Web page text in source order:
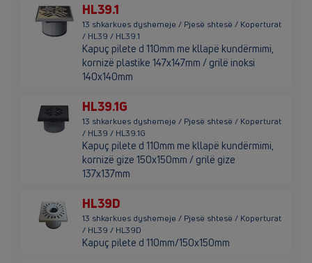
HL39.1
13 shkarkues dyshemeje / Pjesë shtesë / Koperturat
/ HL39 / HL39.1
Kapuç pilete d 110mm me kllapë kundërmimi,
kornizë plastike 147x147mm / grilë inoksi
140x140mm
HL39.1G
13 shkarkues dyshemeje / Pjesë shtesë / Koperturat
/ HL39 / HL39.1G
Kapuç pilete d 110mm me kllapë kundërmimi,
kornizë gize 150x150mm / grilë gize
137x137mm
HL39D
13 shkarkues dyshemeje / Pjesë shtesë / Koperturat
/ HL39 / HL39D
Kapuç pilete d 110mm/150x150mm